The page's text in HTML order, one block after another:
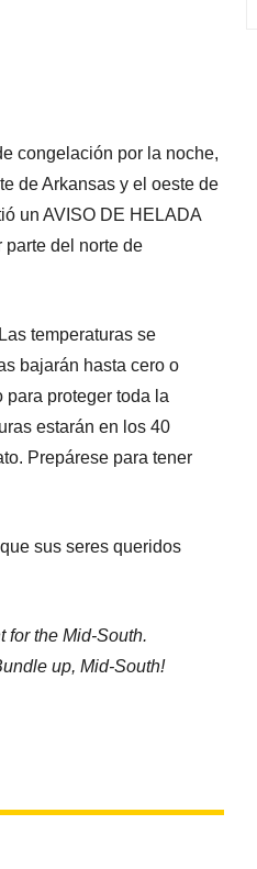
congelación por la noche,
de Arkansas y el oeste de
un AVISO DE HELADA
parte del norte de
temperaturas se
bajarán hasta cero o
proteger toda la
estarán en los 40
Prepárese para tener
sus seres queridos
for the Mid-South.
up, Mid-South!